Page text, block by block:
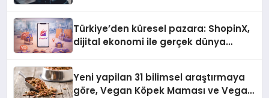
Türkiye’den küresel pazara: ShopinX,
dijital ekonomi ile gerçek dünya
Yeni yapilan 31 bilimsel araştırmaya
göre, Vegan Köpek Maması ve Vegan